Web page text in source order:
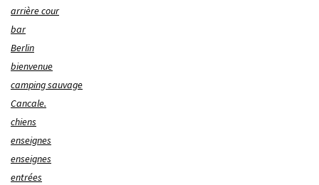
arrière cour
bar
Berlin
bienvenue
camping sauvage
Cancale.
chiens
enseignes
enseignes
entrées